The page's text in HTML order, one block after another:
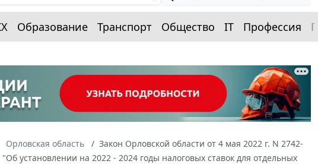
Образование Транспорт Общество IT Профессия
Орловская область
Закон Орловской области от 4 мая 2022 г. N 2742-
установлении на 2022 - 2024 годы налоговых ставок для отдельных